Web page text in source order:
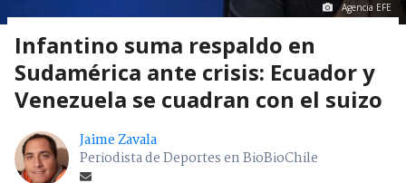
Agencia EFE
Infantino suma respaldo en
Sudamérica ante crisis: Ecuador y
Venezuela se cuadran con el suizo
Jaime Zavala
Periodista de Deportes en BioBioChile